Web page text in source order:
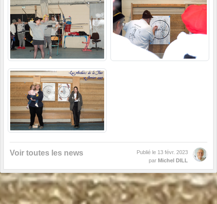
Voir toutes les news Publié le 13 févr. 2023
par Michel DILL